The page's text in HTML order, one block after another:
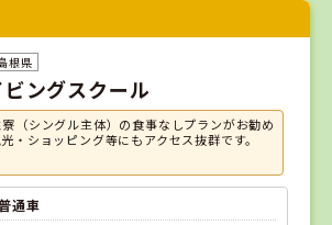
根県
ングスクール
（シングル主体）の食事なしプランがお勧め
・ショッピング等にもアクセス抜群です。
通車